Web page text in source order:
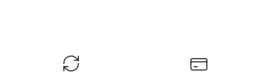
mm10,
tab-